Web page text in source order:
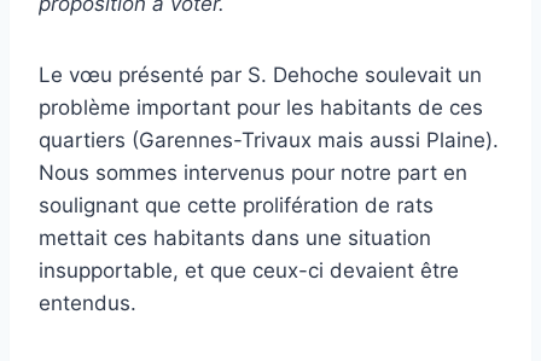
Le vœu présenté par S. Dehoche soulevait un
problème important pour les habitants de ces
quartiers (Garennes-Trivaux mais aussi Plaine).
Nous sommes intervenus pour notre part en
soulignant que cette prolifération de rats
mettait ces habitants dans une situation
insupportable, et que ceux-ci devaient être
entendus.